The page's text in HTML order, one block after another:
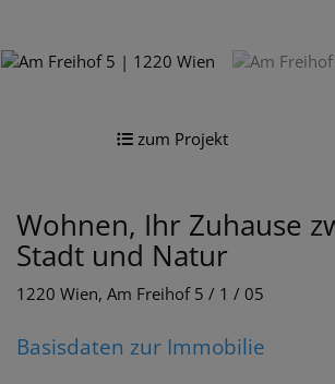
zum Projekt
Wohnen, Ihr Zuhause
Stadt und Natur
1220 Wien, Am Freihof 5 / 1 / 05
Basisdaten zur Immobilie